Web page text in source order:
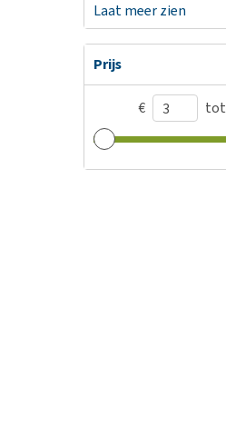
Laat meer zien
Prijs
€ tot